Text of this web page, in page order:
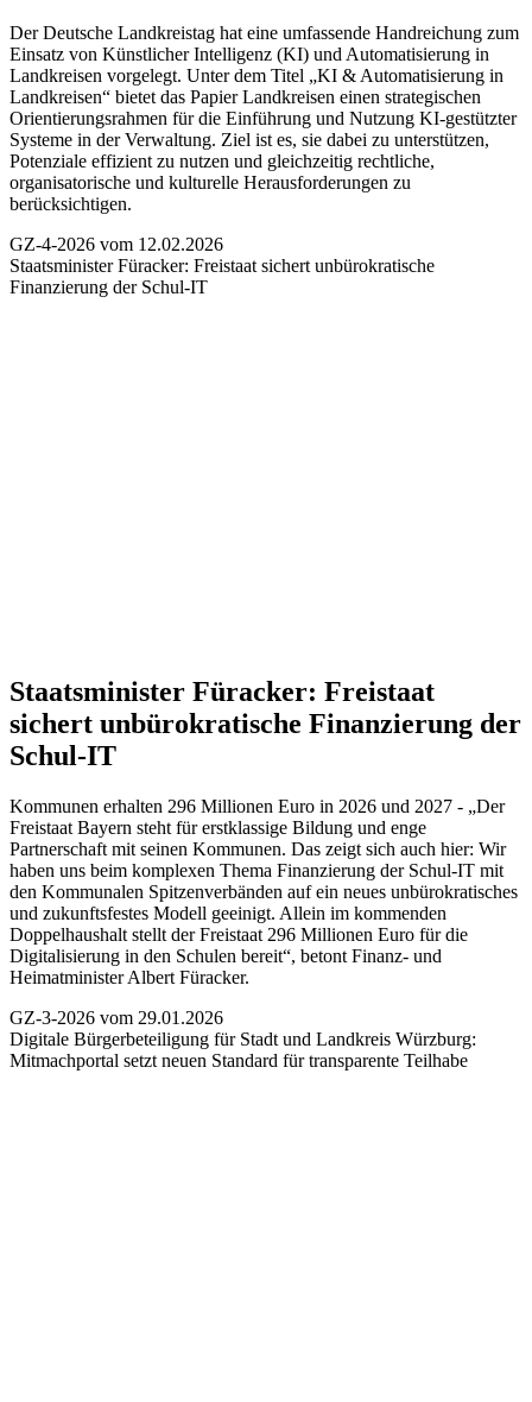
Der Deutsche Landkreistag hat eine umfassende Handreichung zum
Einsatz von Künstlicher Intelligenz (KI) und Automatisierung in
Landkreisen vorgelegt. Unter dem Titel „KI & Automatisierung in
Landkreisen“ bietet das Papier Landkreisen einen strategischen
Orientierungsrahmen für die Einführung und Nutzung KI-gestützter
Systeme in der Verwaltung. Ziel ist es, sie dabei zu unterstützen,
Potenziale effizient zu nutzen und gleichzeitig rechtliche,
organisatorische und kulturelle Herausforderungen zu
berücksichtigen.
GZ-4-2026 vom 12.02.2026
Staatsminister Füracker: Freistaat sichert unbürokratische
Finanzierung der Schul-IT
Staatsminister Füracker: Freistaat
sichert unbürokratische Finanzierung der
Schul-IT
Kommunen erhalten 296 Millionen Euro in 2026 und 2027 - „Der
Freistaat Bayern steht für erstklassige Bildung und enge
Partnerschaft mit seinen Kommunen. Das zeigt sich auch hier: Wir
haben uns beim komplexen Thema Finanzierung der Schul-IT mit
den Kommunalen Spitzenverbänden auf ein neues unbürokratisches
und zukunftsfestes Modell geeinigt. Allein im kommenden
Doppelhaushalt stellt der Freistaat 296 Millionen Euro für die
Digitalisierung in den Schulen bereit“, betont Finanz- und
Heimatminister Albert Füracker.
GZ-3-2026 vom 29.01.2026
Digitale Bürgerbeteiligung für Stadt und Landkreis Würzburg:
Mitmachportal setzt neuen Standard für transparente Teilhabe